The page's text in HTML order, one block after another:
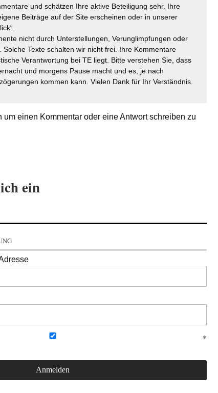
und schätzen Ihre aktive Beteiligung sehr. Ihre
Beiträge auf der Site erscheinen oder in unserer
nicht durch Unterstellungen, Verunglimpfungen oder
Solche Texte schalten wir nicht frei. Ihre Kommentare
Verantwortung bei TE liegt. Bitte verstehen Sie, dass
und morgens Pause macht und es, je nach
kommen kann. Vielen Dank für Ihr Verständnis.
um einen Kommentar oder eine Antwort schreiben zu
ein